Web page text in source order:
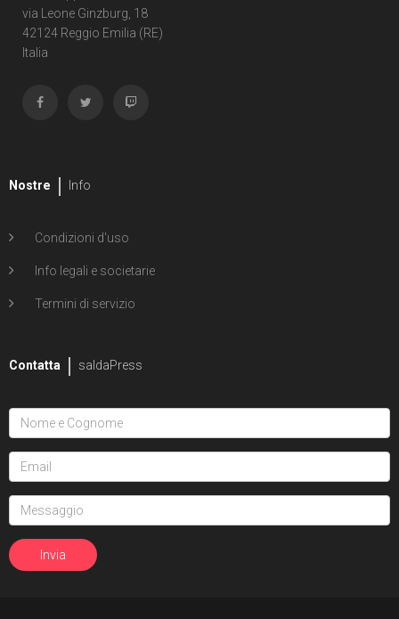
via Leone Ginzburg, 18
42124 Reggio Emilia (RE)
Italia
Nostre Info
Condizioni d'uso
Info legali e societarie
Termini di servizio
Contatta saldaPress